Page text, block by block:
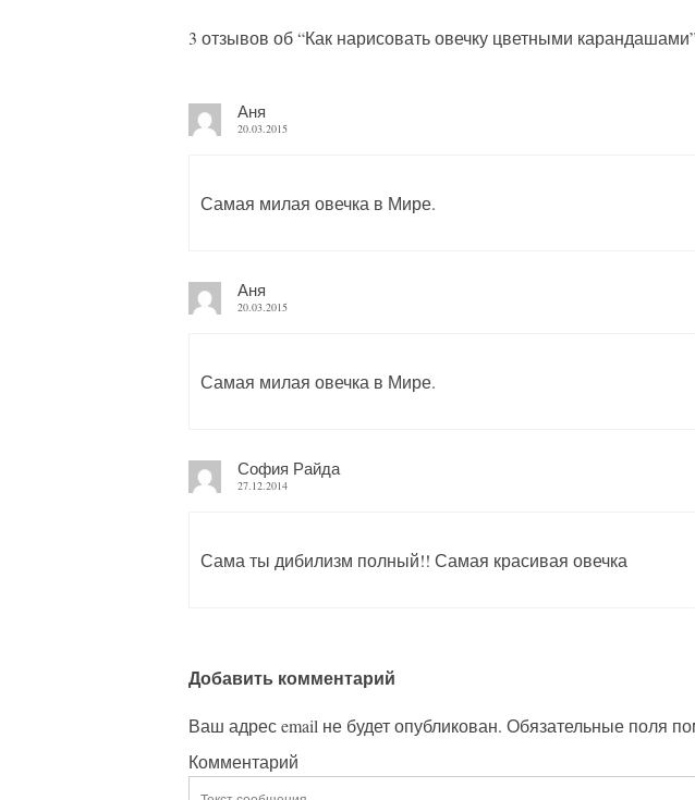
3 отзывов об “Как нарисовать овечку цветными карандашами
Аня
20.03.2015
Самая милая овечка в Мире.
Аня
20.03.2015
Самая милая овечка в Мире.
София Райда
27.12.2014
Сама ты дибилизм полный!! Самая красивая овечка
Добавить комментарий
Ваш адрес email не будет опубликован. Обязательные поля
Комментарий